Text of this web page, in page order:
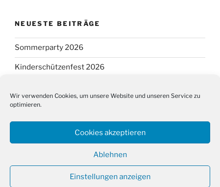
Wir verwenden Cookies, um unsere Website und unseren Service zu
optimieren.
Cookies akzeptieren
Ablehnen
Einstellungen anzeigen
NEUESTE BEITRÄGE
Sommerparty 2026
Kinderschützenfest 2026